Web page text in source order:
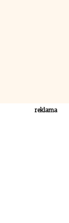
reklama